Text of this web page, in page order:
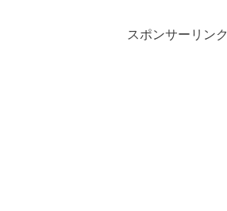
スポンサーリンク